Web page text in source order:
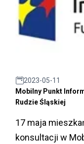
2023-05-11
Mobilny Punkt
Rudzie Śląskiej
17 maja
konsultacji w